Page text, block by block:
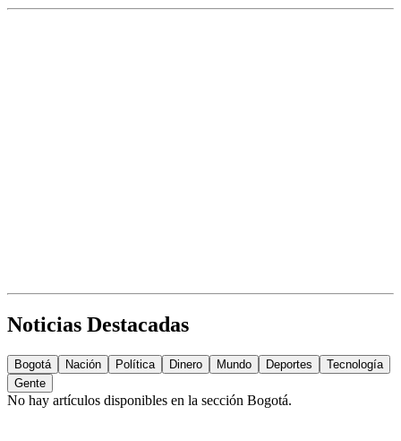
Noticias Destacadas
Bogotá Nación Política Dinero Mundo Deportes
Tecnología
Gente
No hay artículos disponibles en la sección Bogotá.